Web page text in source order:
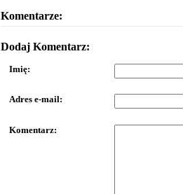
Komentarze:
Dodaj Komentarz:
Imię:
Adres e-mail:
Komentarz: